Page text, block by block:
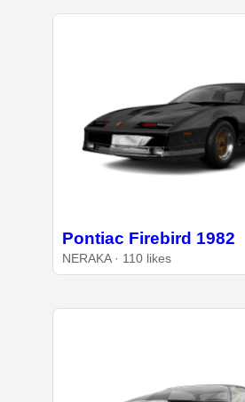
Pontiac Firebird 1982
NERAKA · 110 likes